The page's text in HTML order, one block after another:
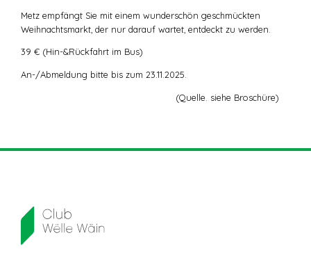
Metz empfängt Sie mit einem wunderschön geschmückten
Weihnachtsmarkt, der nur darauf wartet, entdeckt zu werden.
39 € (Hin-&Rückfahrt im Bus)
An-/Abmeldung bitte bis zum 23.11.2025.
(Quelle. siehe Broschüre)